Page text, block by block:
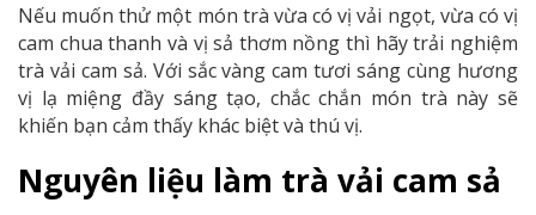
Nếu muốn thử một món trà vừa có vị vải ngọt, vừa có vị
cam chua thanh và vị sả thơm nồng thì hãy trải nghiệm
trà vải cam sả. Với sắc vàng cam tươi sáng cùng hương
vị lạ miệng đầy sáng tạo, chắc chắn món trà này sẽ
khiến bạn cảm thấy khác biệt và thú vị.
Nguyên liệu làm trà vải cam sả